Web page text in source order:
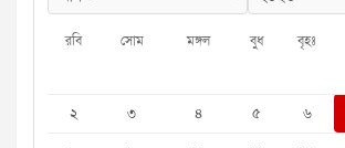
রবি সোম মঙ্গল বুধ বৃহঃ
২
৩ ৪ ৫ ৬